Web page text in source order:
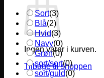
Ingen varer i kurven.
Tilbage til shoppen
Sort(3)
Blå(2)
Hvid(3)
Navy(0)
Grøn(0)
sort/sort(0)
sort/guld(0)